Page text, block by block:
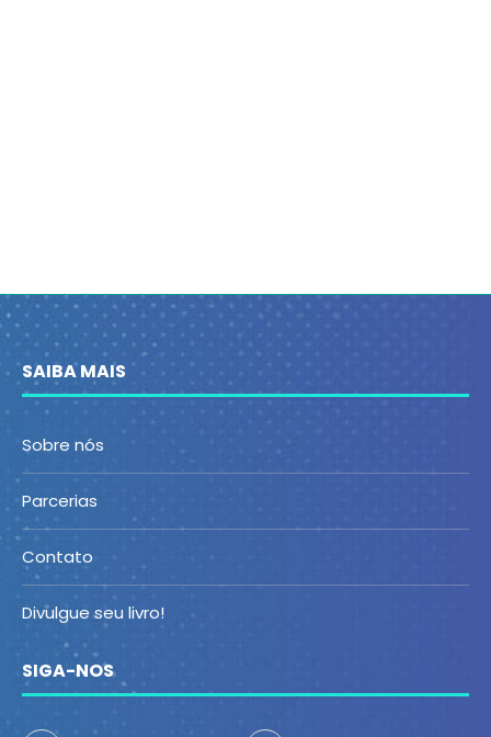
SAIBA MAIS
Sobre nós
Parcerias
Contato
Divulgue seu livro!
SIGA-NOS